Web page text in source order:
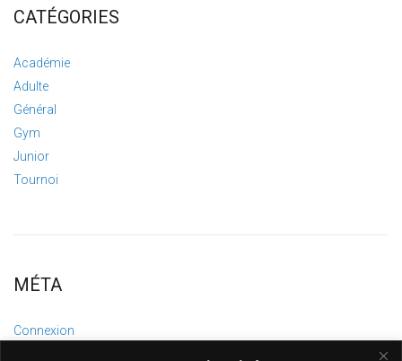
CATÉGORIES
Académie
Adulte
Général
Gym
Junior
Tournoi
MÉTA
Connexion